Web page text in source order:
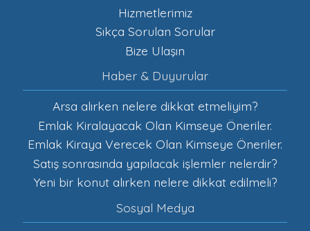
Emlak Kiraya Verecek Olan Kimseye Öneriler.
Satış sonrasında yapılacak işlemler nelerdir?
Yeni bir konut alırken nelere dikkat edilmeli?
Destek Hattı
0 544 324 00 60
https://tema1.emlakseti.com/ © 2026 - Tüm Hakları Saklıdır -